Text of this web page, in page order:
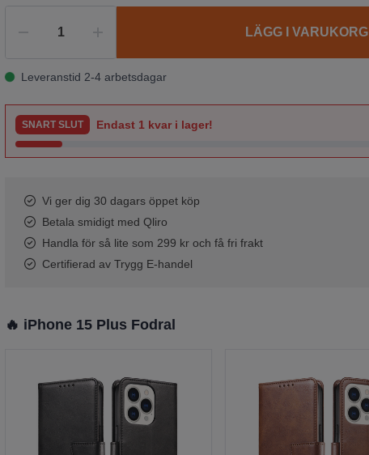
LÄGG I VARUKORG
Leveranstid 2-4 arbetsdagar
SNART SLUT Endast 1 kvar i lager!
Vi ger dig 30 dagars öppet köp
Betala smidigt med Qliro
Handla för så lite som 299 kr och få fri frakt
Certifierad av Trygg E-handel
🔥 iPhone 15 Plus Fodral